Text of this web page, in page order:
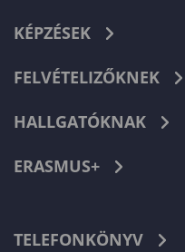
KÉPZÉSEK
FELVÉTELIZŐKNEK
HALLGATÓKNAK
ERASMUS+
TELEFONKÖNYV